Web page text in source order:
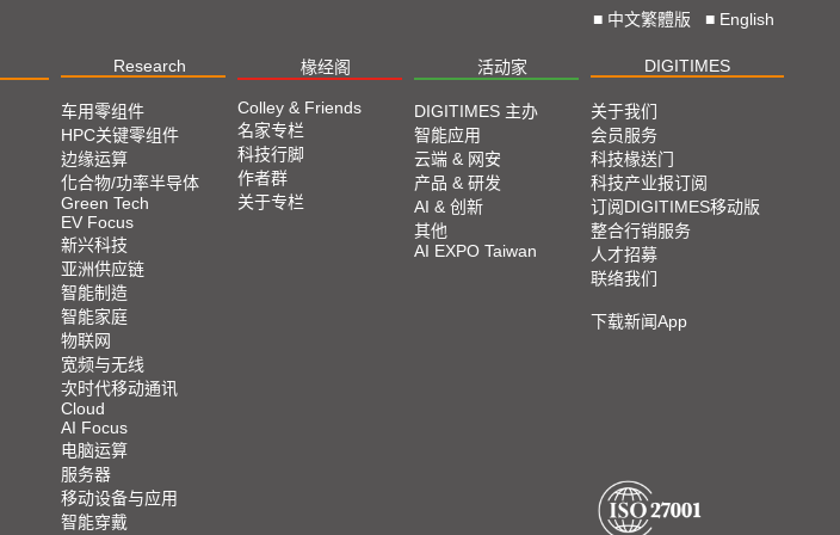
■ 中文繁體版 ■ English
Research 椽经阁 活动家 DIGITIMES
车用零组件
HPC关键零组件
边缘运算
化合物/功率半导体
Green Tech
EV Focus
新兴科技
亚洲供应链
智能制造
智能家庭
物联网
宽频与无线
次时代移动通讯
Cloud
AI Focus
电脑运算
服务器
移动设备与应用
智能穿戴
Colley & Friends
名家专栏
科技行脚
作者群
关于专栏
DIGITIMES 主办
智能应用
云端 & 网安
产品 & 研发
AI & 创新
其他
AI EXPO Taiwan
关于我们
会员服务
科技椽送门
科技产业报订阅
订阅DIGITIMES移动版
整合行销服务
人才招募
联络我们
下载新闻App